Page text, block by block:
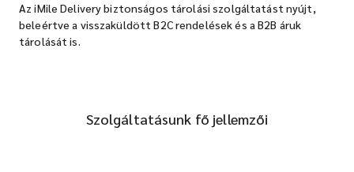
Az iMile Delivery biztonságos tárolási szolgáltatást nyújt,
beleértve a visszaküldött B2C rendelések és a B2B áruk
tárolását is.
Szolgáltatásunk fő jellemzői